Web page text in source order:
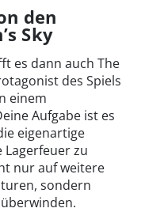
den
Sky
es dann auch The
des Spiels
einem
Aufgabe ist es
eigenartige
Lagerfeuer zu
nur auf weitere
sondern